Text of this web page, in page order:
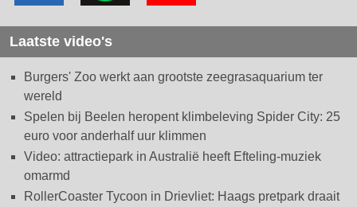
Laatste video's
Burgers' Zoo werkt aan grootste zeegrasaquarium ter
wereld
Spelen bij Beelen heropent klimbeleving Spider City: 25
euro voor anderhalf uur klimmen
Video: attractiepark in Australië heeft Efteling-muziek
omarmd
RollerCoaster Tycoon in Drievliet: Haags pretpark draait